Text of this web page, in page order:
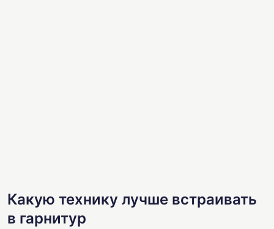
Какую технику лучше встраивать
в гарнитур